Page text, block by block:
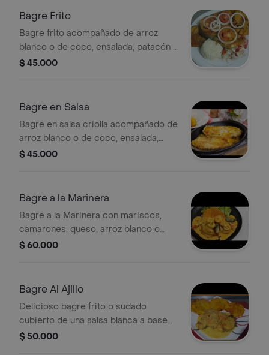
Bagre Frito
Bagre frito acompañado de arroz
blanco o de coco, ensalada, patacón y
sancocho de pescado.
$ 45.000
Bagre en Salsa
Bagre en salsa criolla acompañado de
arroz blanco o de coco, ensalada,
patacón y sancocho de pescado.
$ 45.000
Bagre a la Marinera
Bagre a la Marinera con mariscos,
camarones, queso, arroz blanco o
coco, ensalada, patacón y sancocho
$ 60.000
Bagre Al Ajillo
Delicioso bagre frito o sudado
cubierto de una salsa blanca a base
de ajo, acompañado de arroz blanco
$ 50.000